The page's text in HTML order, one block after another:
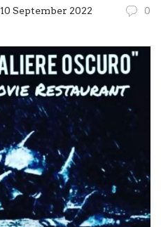
10 September 2022 0